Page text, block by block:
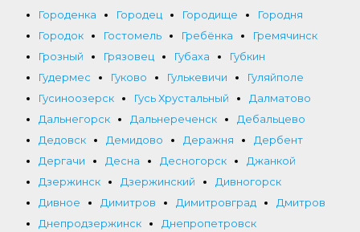
Городенка Городец Городище
Городня
Городок
Гостомель Гребёнка
Гремячинск
Грозный
Грязовец Губаха
Губкин
Гудермес
Гуково Гулькевичи
Гуляйполе
Гусиноозерск
Гусь Хрустальный
Далматово
Дальнегорск
Дальнереченск
Дебальцево
Дедовск
Демидово Деражня
Дербент
Дергачи
Десна Десногорск
Джанкой
Дзержинск
Дзержинский
Дивногорск
Дивное
Димитров Димитровград
Дмитров
Днепродзержинск
Днепропетровск